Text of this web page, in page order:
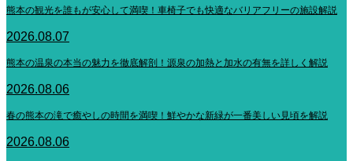
熊本の観光を誰もが安心して満喫！車椅子でも快適なバリアフリーの施設解説
2026.08.07
熊本の温泉の本当の魅力を徹底解剖！源泉の加熱と加水の有無を詳しく解説
2026.08.06
春の熊本の滝で癒やしの時間を満喫！鮮やかな新緑が一番美しい見頃を解説
2026.08.06